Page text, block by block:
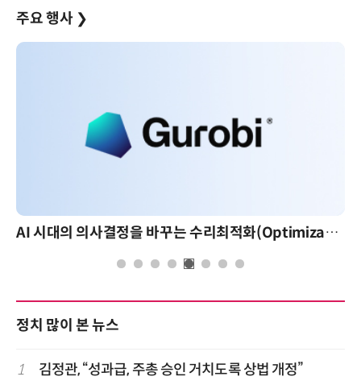
주요 행사 ❯
AI 시대의 의사결정을 바꾸는 수리최적화(Optimization): 실제 산업 적용 사례와 활용 전략
정치 많이 본 뉴스
1 김정관, “성과급, 주총 승인 거치도록 상법 개정”